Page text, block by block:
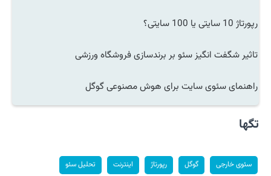
رپورتاژ 10 سایتی یا 100 سایتی؟
تاثیر شگفت انگیز سئو بر برندسازی فروشگاه ورزشی
راهنمای سئوی سایت برای هوش مصنوعی گوگل
تگها
سئوی خارجی گوگل رپورتاژ اینترنت تحلیل سئو